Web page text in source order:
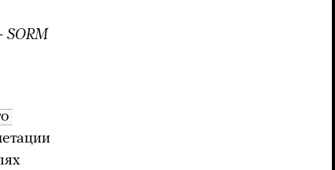
SORM